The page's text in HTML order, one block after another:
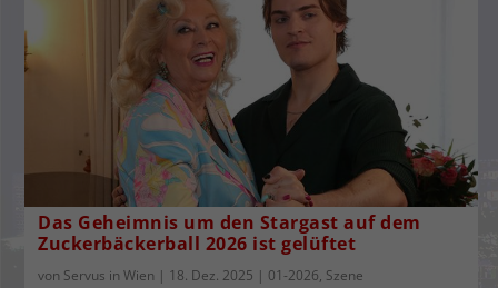
Das Geheimnis um den Stargast auf dem
Zuckerbäckerball 2026 ist gelüftet
von Servus in Wien | 18. Dez. 2025 | 01-2026, Szene